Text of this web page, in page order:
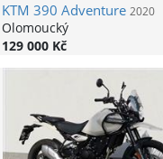
KTM 390 Adventure 2020
Olomoucký
129 000 Kč